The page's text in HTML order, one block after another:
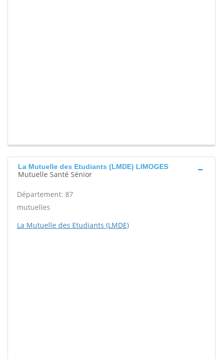
La Mutuelle des Etudiants (LMDE) LIMOGES
Mutuelle Santé Sénior
Département: 87
mutuelles
La Mutuelle des Etudiants (LMDE)